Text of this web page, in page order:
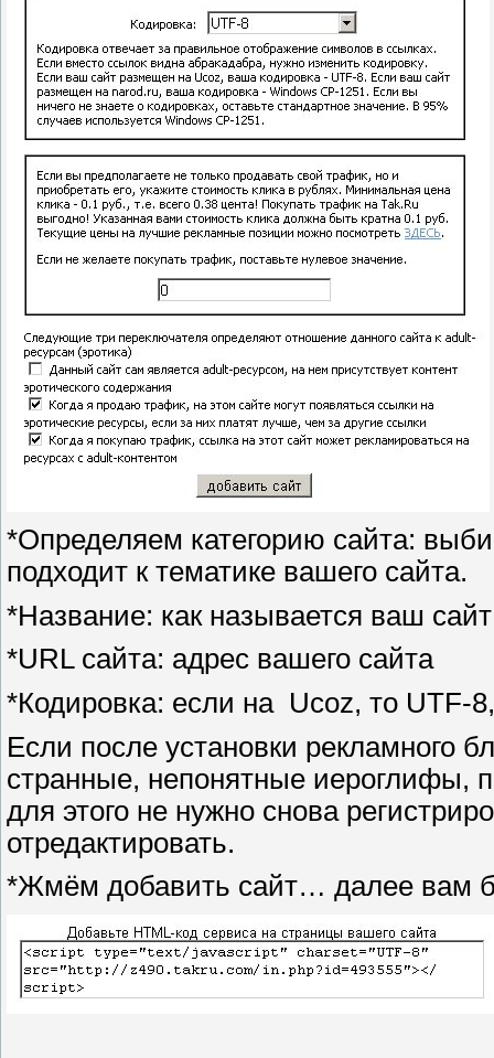
*Определяем категорию сайта:
подходит к тематике вашего сайта.
*Название: как называется ваш сайт
*URL сайта: адрес вашего сайта
*Кодировка: если на Ucoz, то UTF-
Если после установки рекламного
странные, непонятные иероглифы,
для этого не нужно снова
отредактировать.
*Жмём добавить сайт… далее вам